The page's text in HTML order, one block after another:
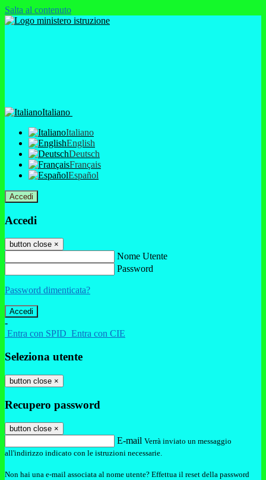
Salta al contenuto
Italiano
Italiano
English
Deutsch
Français
Español
Accedi
Accedi
button close ×
Nome Utente
Password
Password dimenticata?
-
Entra con SPID Entra con CIE
Seleziona utente
button close ×
Recupero password
button close ×
E-mail Verrà inviato un messaggio
all'indirizzo indicato con le istruzioni necessarie.
Non hai una e-mail associata al nome utente? Effettua il reset della password